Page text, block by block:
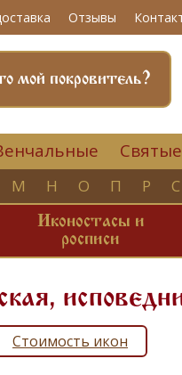
Отзывы
мой покровитель?
Святые
М Н О П Р С
Иконостасы и
росписи
Стоимость икон